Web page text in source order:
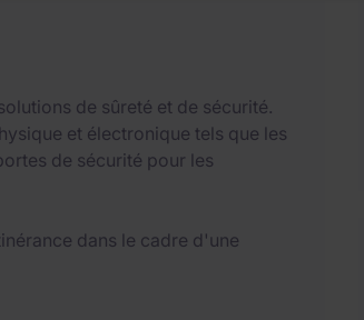
de sûreté et de sécurité.
et électronique tels que les
de sécurité pour les
dans le cadre d'une